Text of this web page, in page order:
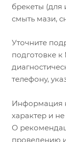
брекеты (для
смыть мази,
Уточните
подготовке
телефону,
Информация
характер и
О
проведению